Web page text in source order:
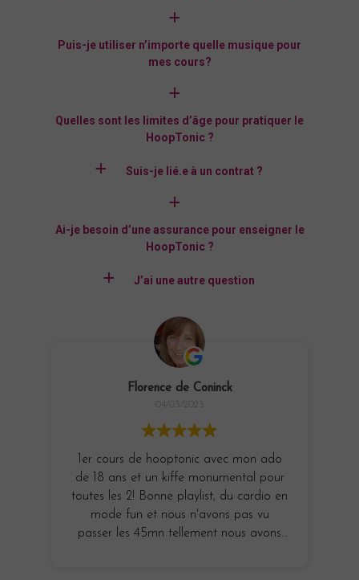
a
Puis-je utiliser n’importe quelle musique pour
mes cours?
a
Quelles sont les limites d’âge pour pratiquer le
HoopTonic ?
a Suis-je lié.e à un contrat ?
a
Ai-je besoin d’une assurance pour enseigner le
HoopTonic ?
a J’ai une autre question
Florence de Coninck
04/03/2023
1er cours de hooptonic avec mon ado
de 18 ans et un kiffe monumental pour
toutes les 2! Bonne playlist, du cardio en
mode fun et nous n'avons pas vu
passer les 45mn tellement nous avons